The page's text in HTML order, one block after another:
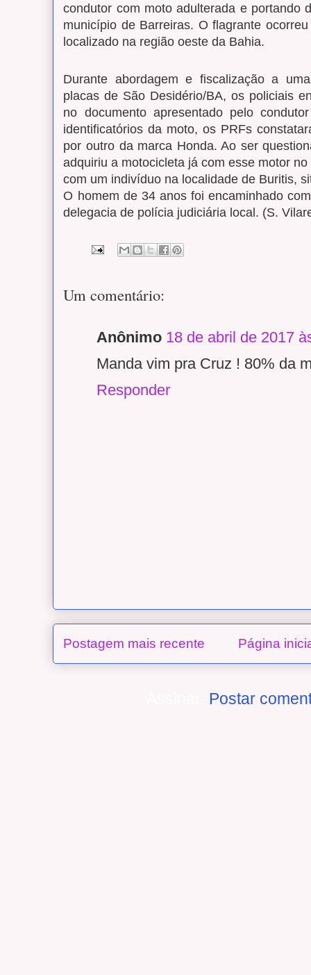
condutor com moto adulterada e portando
município de Barreiras. O flagrante
localizado na região oeste da Bahia.
Durante abordagem e fiscalização a
placas de São Desidério/BA, os policiais
no documento apresentado pelo
identificatórios da moto, os PRFs
por outro da marca Honda. Ao ser
adquiriu a motocicleta já com esse motor
com um indivíduo na localidade de Buritis,
O homem de 34 anos foi encaminhado
delegacia de polícia judiciária local. (S.
Um comentário:
Anônimo 18 de abril de 2017
Manda vim pra Cruz ! 80% da
Responder
Postagem mais recente Página
Postar